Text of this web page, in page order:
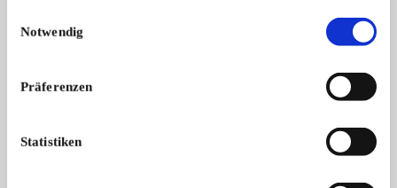
Notwendig
Präferenzen
Statistiken
ALLE ANZEIGEN